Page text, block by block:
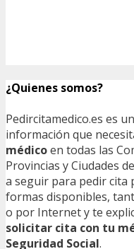
¿Quienes somos?
Pedircitamedico.es es
información que
médicoen todas las
Provincias y Ciudades
a seguir para pedir cita
formas disponibles,
o por Internet y te
solicitar cita con tu
Seguridad Social.